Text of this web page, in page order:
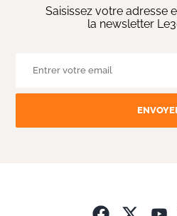
Saisissez votre adresse
la newsletter